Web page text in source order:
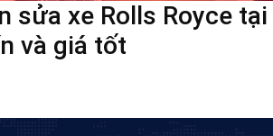
sửa xe Rolls Royce tại
và giá tốt